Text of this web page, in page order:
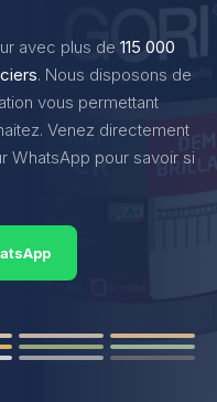
avec plus de 115 000
. Nous disposons de
vous permettant
Venez directement
WhatsApp pour savoir si